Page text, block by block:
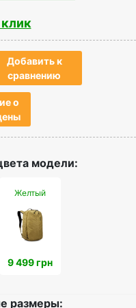
Добавить к
сравнению
о
модели:
Желтый
9 499 грн
размеры: